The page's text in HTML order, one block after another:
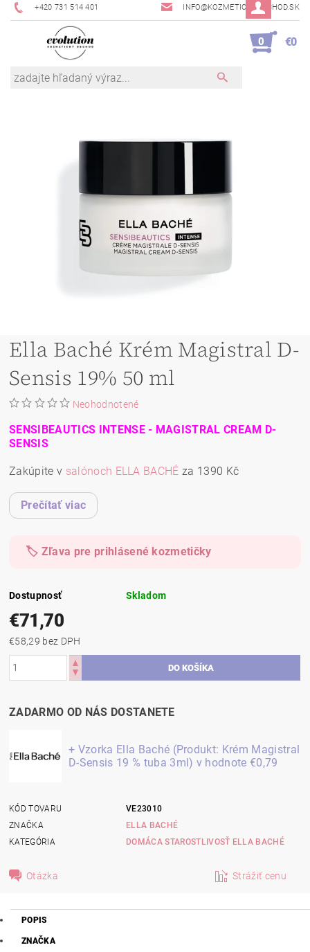
+420 731 514 401 INFO@KOZMETICKYOBCHOD.SK
0 €0
Ella Baché Krém Magistral D-
Sensis 19% 50 ml
Neohodnotené
SENSIBEAUTICS INTENSE - MAGISTRAL CREAM D-
SENSIS
Zakúpite v salónoch ELLA BACHÉ za 1390 Kč
Prečítať viac
🏷️ Zľava pre prihlásené kozmetičky
Dostupnosť Skladom
€71,70
€58,29 bez DPH
ZADARMO OD NÁS DOSTANETE
+ Vzorka Ella Baché (Produkt: Krém Magistral
D-Sensis 19 % tuba 3ml) v hodnote €0,79
KÓD TOVARU
VE23010
ZNAČKA
ELLA BACHÉ
KATEGÓRIA
DOMÁCA STAROSTLIVOSŤ ELLA BACHÉ
Otázka Strážiť cenu
POPIS
ZNAČKA